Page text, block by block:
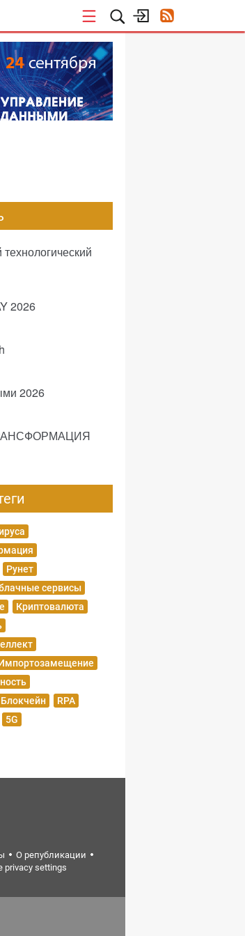
2026
2026
Рунет
сервисы
Криптовалюта
Блокчейн
RPA
5G
О републикации
privacy settings